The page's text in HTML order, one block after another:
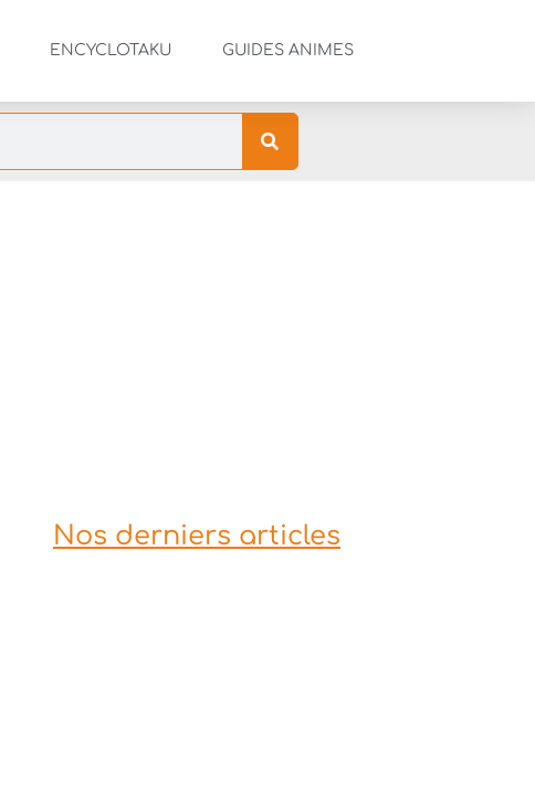
ENCYCLOTAKU GUIDES ANIMES
Nos derniers articles